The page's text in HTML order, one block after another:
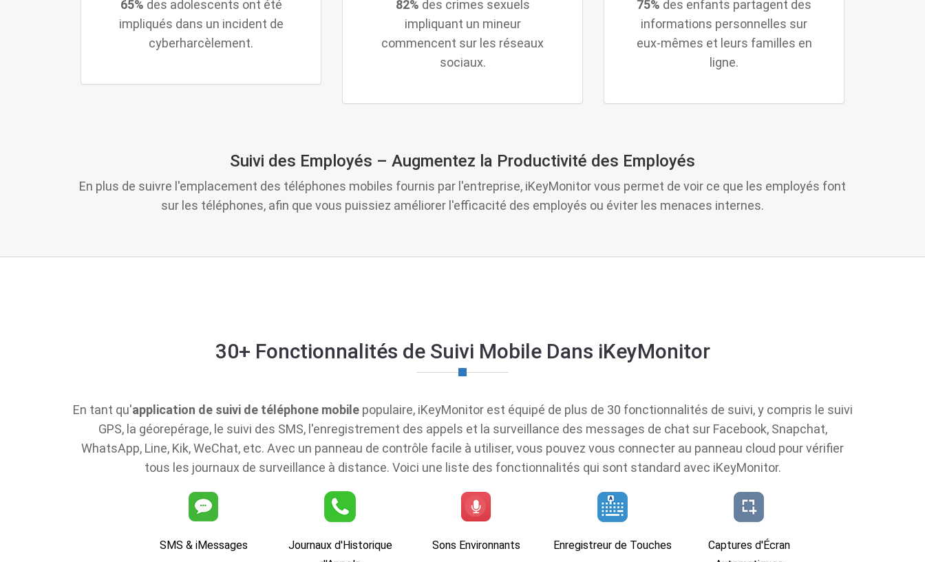
65% des adolescents ont été
impliqués dans un incident de
cyberharcèlement.
82% des crimes sexuels
impliquant un mineur
commencent sur les réseaux
sociaux.
75% des enfants partagent des
informations personnelles sur
eux-mêmes et leurs familles en
ligne.
Suivi des Employés – Augmentez la Productivité des Employés
En plus de suivre l'emplacement des téléphones mobiles fournis par l'entreprise, iKeyMonitor vous permet de voir ce que les employés font
sur les téléphones, afin que vous puissiez améliorer l'efficacité des employés ou éviter les menaces internes.
30+ Fonctionnalités de Suivi Mobile Dans iKeyMonitor
En tant qu'application de suivi de téléphone mobilepopulaire, iKeyMonitor est équipé de plus de 30 fonctionnalités de suivi, y compris le suivi
GPS, la géorepérage, le suivi des SMS, l'enregistrement des appels et la surveillance des messages de chat sur Facebook, Snapchat,
WhatsApp, Line, Kik, WeChat, etc. Avec un panneau de contrôle facile à utiliser, vous pouvez vous connecter au panneau cloud pour vérifier
tous les journaux de surveillance à distance. Voici une liste des fonctionnalités qui sont standard avec iKeyMonitor.
SMS & iMessages
Journaux d'Historique
Sons Environnants Enregistreur de Touches
Captures d'Écran